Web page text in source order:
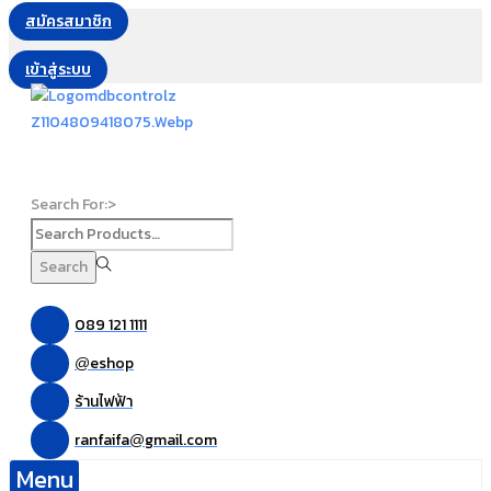
สมัครสมาชิก
เข้าสู่ระบบ
Search For:>
Search
089 121 1111
@eshop
ร้านไฟฟ้า
ranfaifa@gmail.com
Menu